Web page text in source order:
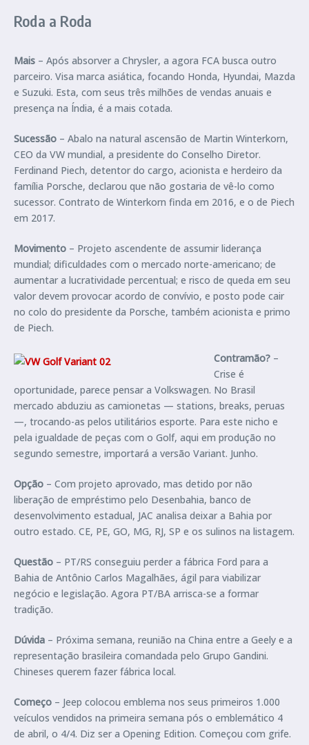
Roda a Roda
Mais – Após absorver a Chrysler, a agora FCA busca outro
parceiro. Visa marca asiática, focando Honda, Hyundai, Mazda
e Suzuki. Esta, com seus três milhões de vendas anuais e
presença na Índia, é a mais cotada.
Sucessão – Abalo na natural ascensão de Martin Winterkorn,
CEO da VW mundial, a presidente do Conselho Diretor.
Ferdinand Piech, detentor do cargo, acionista e herdeiro da
família Porsche, declarou que não gostaria de vê-lo como
sucessor. Contrato de Winterkorn finda em 2016, e o de Piech
em 2017.
Movimento – Projeto ascendente de assumir liderança
mundial; dificuldades com o mercado norte-americano; de
aumentar a lucratividade percentual; e risco de queda em seu
valor devem provocar acordo de convívio, e posto pode cair
no colo do presidente da Porsche, também acionista e primo
de Piech.
Contramão? –
Crise é
oportunidade, parece pensar a Volkswagen. No Brasil
mercado abduziu as camionetas — stations, breaks, peruas
—, trocando-as pelos utilitários esporte. Para este nicho e
pela igualdade de peças com o Golf, aqui em produção no
segundo semestre, importará a versão Variant. Junho.
Opção – Com projeto aprovado, mas detido por não
liberação de empréstimo pelo Desenbahia, banco de
desenvolvimento estadual, JAC analisa deixar a Bahia por
outro estado. CE, PE, GO, MG, RJ, SP e os sulinos na listagem.
Questão – PT/RS conseguiu perder a fábrica Ford para a
Bahia de Antônio Carlos Magalhães, ágil para viabilizar
negócio e legislação. Agora PT/BA arrisca-se a formar
tradição.
Dúvida – Próxima semana, reunião na China entre a Geely e a
representação brasileira comandada pelo Grupo Gandini.
Chineses querem fazer fábrica local.
Começo – Jeep colocou emblema nos seus primeiros 1.000
veículos vendidos na primeira semana pós o emblemático 4
de abril, o 4/4. Diz ser a Opening Edition. Começou com grife.